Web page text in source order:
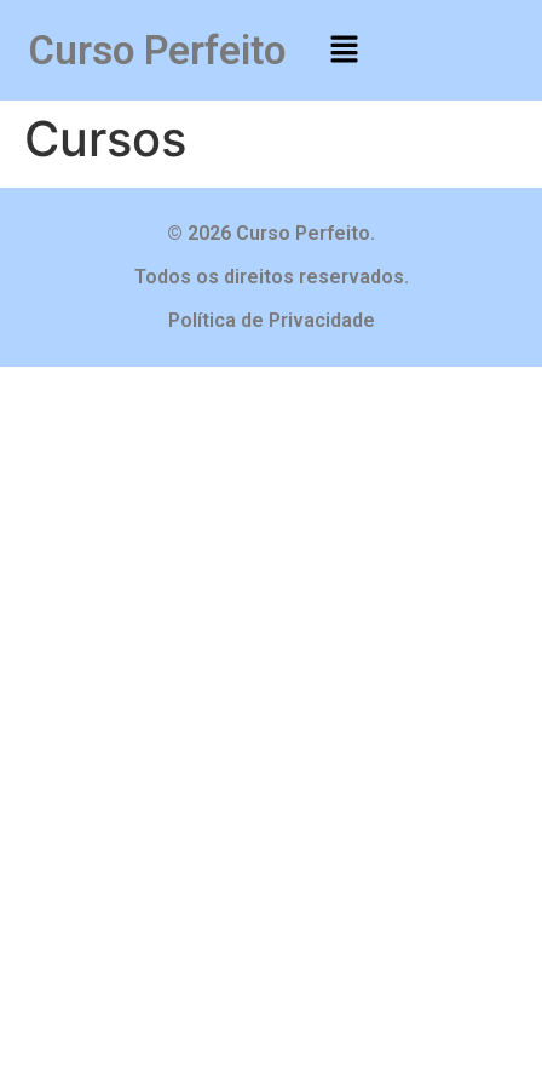
Curso Perfeito
Cursos
© 2026 Curso Perfeito.
Todos os direitos reservados.
Política de Privacidade